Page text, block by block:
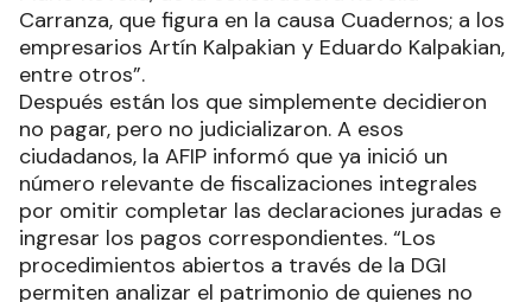
Carranza, que figura en la causa Cuadernos; a los
empresarios Artín Kalpakian y Eduardo Kalpakian,
entre otros”.
Después están los que simplemente decidieron
no pagar, pero no judicializaron. A esos
ciudadanos, la AFIP informó que ya inició un
número relevante de fiscalizaciones integrales
por omitir completar las declaraciones juradas e
ingresar los pagos correspondientes. “Los
procedimientos abiertos a través de la DGI
permiten analizar el patrimonio de quienes no